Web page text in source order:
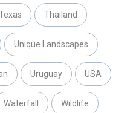
Thailand
Unique Landscapes
Uruguay USA
Waterfall Wildlife